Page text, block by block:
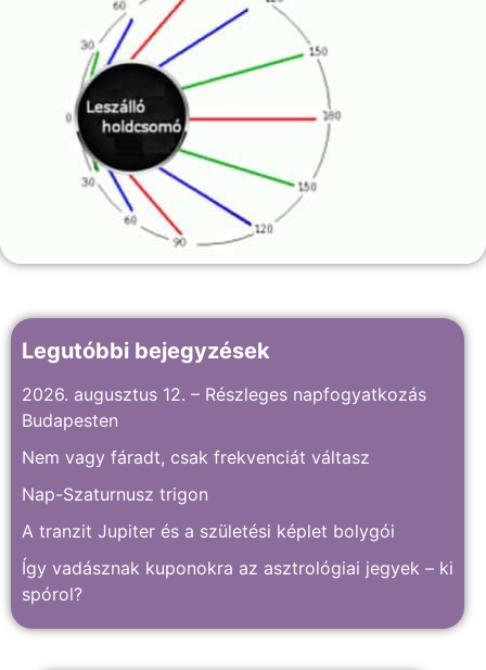
Legutóbbi bejegyzések
2026. augusztus 12. – Részleges napfogyatkozás
Budapesten
Nem vagy fáradt, csak frekvenciát váltasz
Nap-Szaturnusz trigon
A tranzit Jupiter és a születési képlet bolygói
Így vadásznak kuponokra az asztrológiai jegyek – ki
spórol?